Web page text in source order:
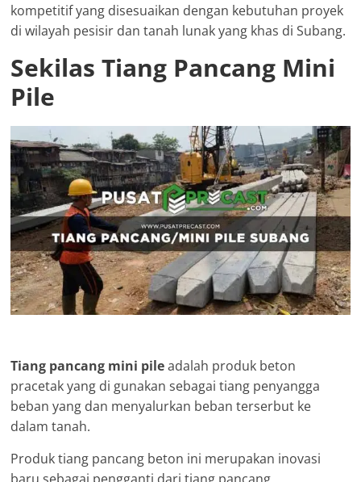
kompetitif yang disesuaikan dengan kebutuhan proyek
di wilayah pesisir dan tanah lunak yang khas di Subang.
Sekilas Tiang Pancang Mini
Pile
Tiang pancang mini pileadalah produk beton
pracetak yang di gunakan sebagai tiang penyangga
beban yang dan menyalurkan beban terserbut ke
dalam tanah.
Produk tiang pancang beton ini merupakan inovasi